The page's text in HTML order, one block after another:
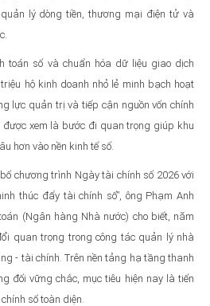
lý dòng tiền, thương mại điện tử và
toán số và chuẩn hóa dữ liệu giao dịch
hộ kinh doanh nhỏ lẻ minh bạch hoạt
lực quản trị và tiếp cận nguồn vốn chính
xem là bước đi quan trọng giúp khu
hơn vào nền kinh tế số.
chương trình Ngày tài chính số 2026 với
thúc đẩy tài chính số”, ông Phạm Anh
(Ngân hàng Nhà nước) cho biết, năm
quan trọng trong công tác quản lý nhà
- tài chính. Trên nền tảng hạ tầng thanh
đối vững chắc, mục tiêu hiện nay là tiến
số toàn diện.